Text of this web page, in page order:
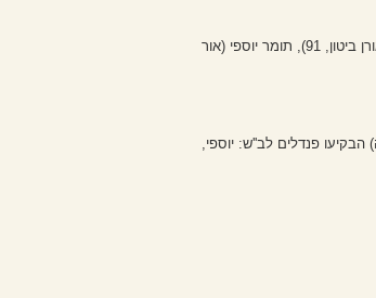
הרכב ב"ש: אוהד לויטה, בן ביטון, מיגל ויטור, לואי טהא, שון גולדברג, דויד סימאו, מרואן קבהא (נאור סבג, 91), ז'וזואה (שיר צדק, 91), אלטון אקולטסה (אורן ביטון, 91), תומר יוספי (אור
ספורי 27 ורותם חטואל 70 לב''ש, אצילי בפנדל 55 ו-ויטור עצמי 87 לחיפה) הבקיעו פנדלים לב''ש: יוספי,